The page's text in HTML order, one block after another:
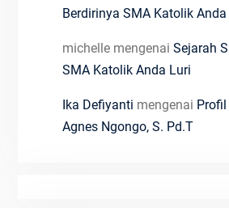
Berdirinya SMA Katolik
michellemengenai Sejarah
SMA Katolik Anda Luri
Ika Defiyanti mengenai
Agnes Ngongo, S. Pd.T